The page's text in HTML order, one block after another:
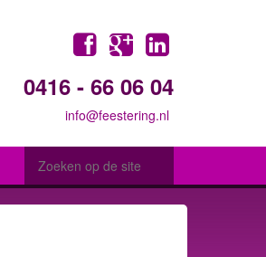
0416 - 66 06 04
info@feestering.nl